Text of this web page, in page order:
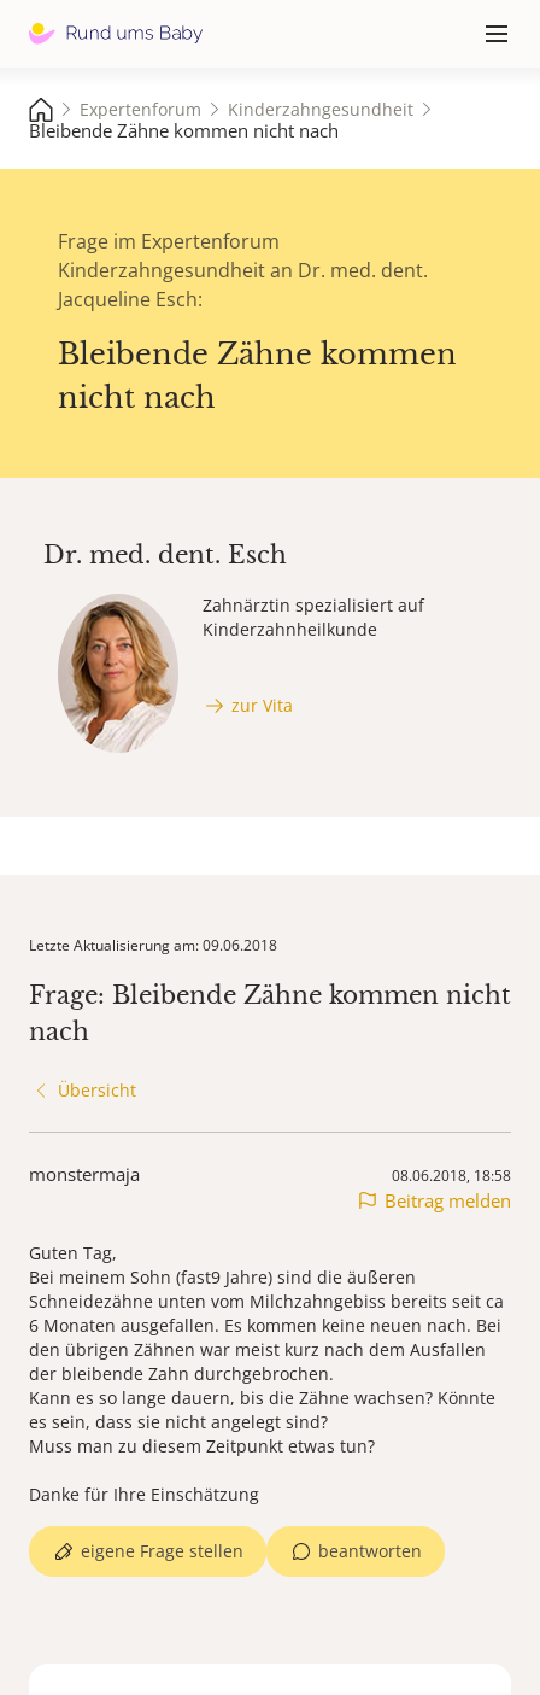
≡
Expertenforum Kinderzahngesundheit
Bleibende Zähne kommen nicht nach
Frage im Expertenforum
Kinderzahngesundheit an Dr. med. dent.
Jacqueline Esch:
Bleibende Zähne kommen
nicht nach
Dr. med. dent. Esch
Zahnärztin spezialisiert auf
Kinderzahnheilkunde
zur Vita
Letzte Aktualisierung am: 09.06.2018
Frage: Bleibende Zähne kommen nicht
nach
Übersicht
monstermaja 08.06.2018, 18:58
Beitrag melden
Guten Tag,
Bei meinem Sohn (fast9 Jahre) sind die äußeren
Schneidezähne unten vom Milchzahngebiss bereits seit ca
6 Monaten ausgefallen. Es kommen keine neuen nach. Bei
den übrigen Zähnen war meist kurz nach dem Ausfallen
der bleibende Zahn durchgebrochen.
Kann es so lange dauern, bis die Zähne wachsen? Könnte
es sein, dass sie nicht angelegt sind?
Muss man zu diesem Zeitpunkt etwas tun?
Danke für Ihre Einschätzung
beantworten
eigene Frage stellen